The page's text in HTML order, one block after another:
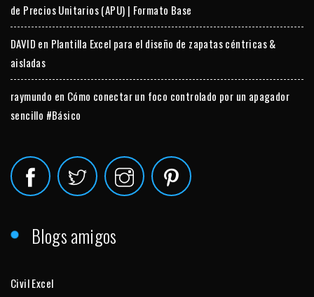
de Precios Unitarios (APU) | Formato Base
DAVID en Plantilla Excel para el diseño de zapatas céntricas &
aisladas
raymundo en Cómo conectar un foco controlado por un apagador
sencillo #Básico
Blogs amigos
Civil Excel